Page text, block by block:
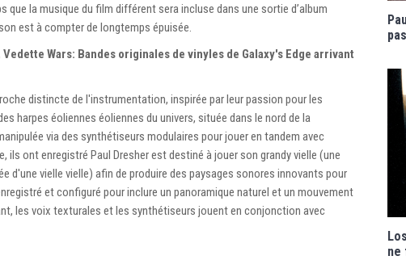
que la musique du film différent sera incluse dans une sortie d’album
est à compter de longtemps épuisée.
Wars: Bandes originales de vinyles de Galaxy's Edge arrivant
distincte de l'instrumentation, inspirée par leur passion pour les
harpes éoliennes éoliennes du univers, située dans le nord de la
via des synthétiseurs modulaires pour jouer en tandem avec
ils ont enregistré Paul Dresher est destiné à jouer son grandy vielle (une
d'une vielle vielle) afin de produire des paysages sonores innovants pour
et configuré pour inclure un panoramique naturel et un mouvement
les voix texturales et les synthétiseurs jouent en conjonction avec
ne